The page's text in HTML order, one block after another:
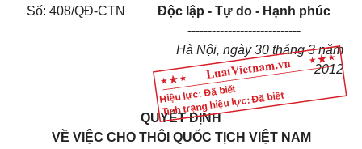
Hiệu lực: Đã biết
Tình trạng hiệu lực: Đã biết
Số: 408/QĐ-CTN
Độc lập - Tự do - Hạnh phúc
----------------------------
Hà Nội, ngày 30 tháng 3 năm
2012
QUYẾT ĐỊNH
VỀ VIỆC CHO THÔI QUỐC TỊCH VIỆT NAM